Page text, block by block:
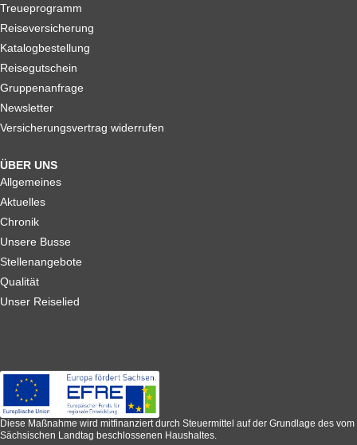
Treueprogramm
Reiseversicherung
Katalogbestellung
Reisegutschein
Gruppenanfrage
Newsletter
Versicherungsvertrag widerrufen
ÜBER UNS
Allgemeines
Aktuelles
Chronik
Unsere Busse
Stellenangebote
Qualität
Unser Reiselied
Diese Maßnahme wird mitfinanziert durch Steuermittel auf der Grundlage des vom
Sächsischen Landtag beschlossenen Haushaltes.